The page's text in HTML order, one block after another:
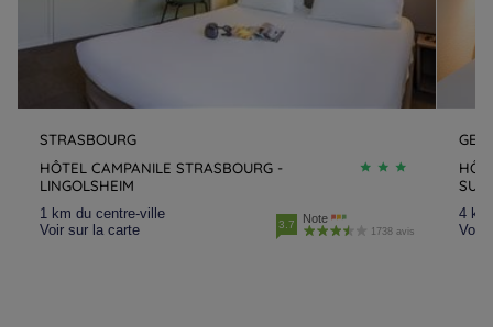
STRASBOURG
HÔTEL CAMPANILE STRASBOURG -
LINGOLSHEIM
1 km du centre-ville
Voir sur la carte
3.7 Note
1738 avis
SUD
4
Voir